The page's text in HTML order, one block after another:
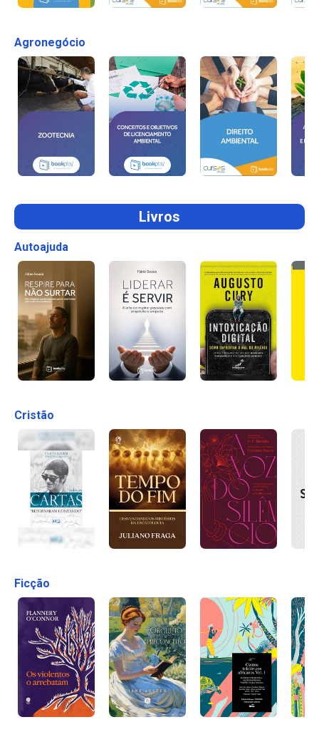
Agronegócio
Livros
Autoajuda
Cristão
Ficção